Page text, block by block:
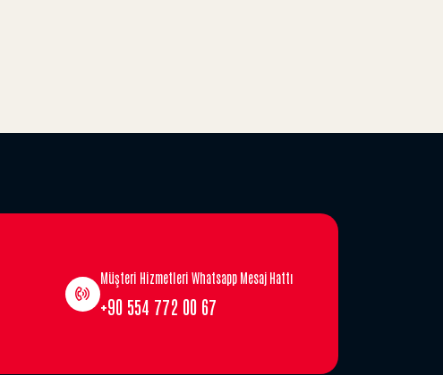
Müşteri Hizmetleri Whatsapp Mesaj Hattı
+90 554 772 00 67